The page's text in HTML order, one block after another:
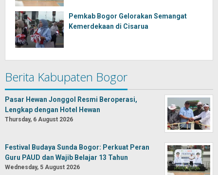
Pemkab Bogor Gelorakan Semangat
Kemerdekaan di Cisarua
Berita Kabupaten Bogor
Pasar Hewan Jonggol Resmi Beroperasi,
Lengkap dengan Hotel Hewan
Thursday, 6 August 2026
Festival Budaya Sunda Bogor: Perkuat Peran
Guru PAUD dan Wajib Belajar 13 Tahun
Wednesday, 5 August 2026